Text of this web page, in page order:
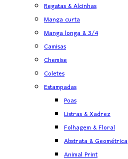
Regatas & Alcinhas
Manga curta
Manga longa & 3/4
Camisas
Chemise
Coletes
Estampadas
Poas
Listras & Xadrez
Folhagem & Floral
Abstrata & Geométrica
Animal Print